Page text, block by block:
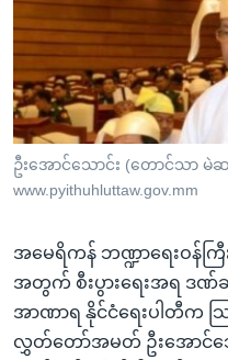
ညွန်း
စာမျက်နှာ
သို့
ကျော်
ကြည့်
ရန်
ရန်
နေရာ
သို့
ကျော်
သုတပဒေသာ အင်္ဂလိပ်စာ
Learning English
ဗွီအိုအေ လူမှုကွန်ယက်များ
ဦးအောင်သောင်း (တောင်သာ မဲ
www.pyithuhluttaw.gov.mm
အမေရိကန် ဘဏ္ဍာရေးဝန်ကြီ
အတွက် စီးပွားရေးအရ ဒဏ်
အာဏာရ နိုင်ငံရေးပါတီက သ
လွှတ်တော်အမတ် ဦးအောင်သ